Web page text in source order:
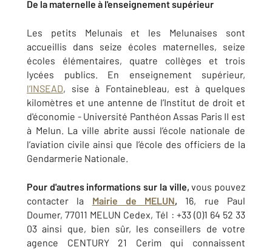
De la maternelle à l'enseignement supérieur
Les petits Melunais et les Melunaises sont
accueillis dans seize écoles maternelles, seize
écoles élémentaires, quatre collèges et trois
lycées publics. En enseignement supérieur,
l’INSEAD, sise à Fontainebleau, est à quelques
kilomètres et une antenne de l’Institut de droit et
d'économie - Université Panthéon Assas Paris II est
à Melun. La ville abrite aussi l’école nationale de
l’aviation civile ainsi que l’école des officiers de la
Gendarmerie Nationale.
Pour d'autres informations sur la ville,vous pouvez
contacter la Mairie de MELUN, 16, rue Paul
Doumer, 77011 MELUN Cedex, Tél : +33 (0)1 64 52 33
03 ainsi que, bien sûr, les conseillers de votre
agence CENTURY 21 Cerim qui connaissent